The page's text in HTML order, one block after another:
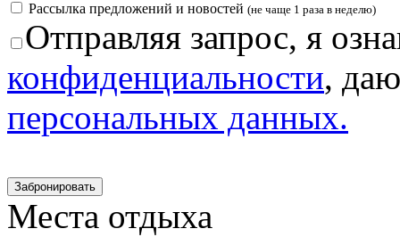
Рассылка предложений и новостей (не чаще 1 раза в неделю)
Отправляя запрос, я
конфиденциальности,
персональных данных.
Места отдыха